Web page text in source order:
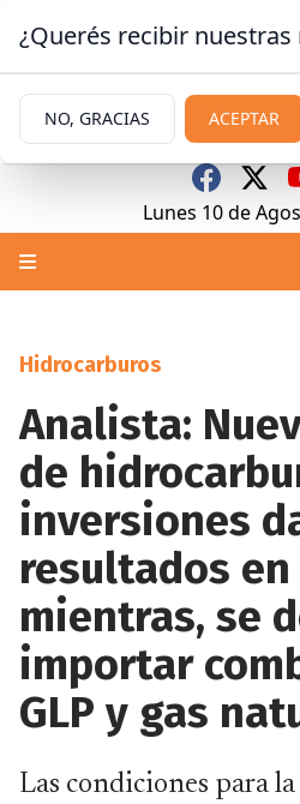
Lunes 10 de
Hidrocarburos
Analista:
de
inversiones
resultados en
mientras, se
importar
GLP y gas
Las condiciones para
¿Querés recibir
NO, GRACIAS ACEPTAR